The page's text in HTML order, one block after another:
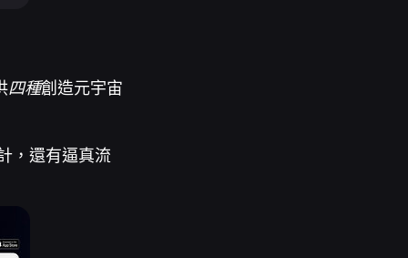
四種創造元宇宙
，還有逼真流